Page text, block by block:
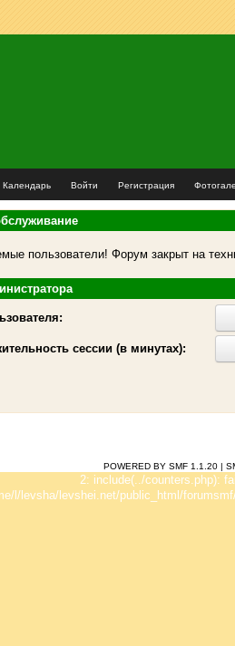
Календарь Войти Регистрация
пользователи! Форум закрыт на
сессии (в минутах):
POWERED BY SMF 1.1.20 |
2: include(../counters.php):
l/levsha/levshei.net/public_html/